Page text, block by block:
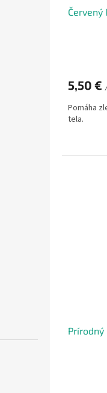
5,50 €
Pomáha
tela.
Prírodný